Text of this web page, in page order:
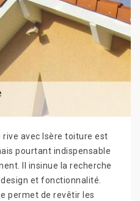
rive avec Isère toiture est
pourtant indispensable
Il insinue la recherche
et fonctionnalité.
permet de revêtir les